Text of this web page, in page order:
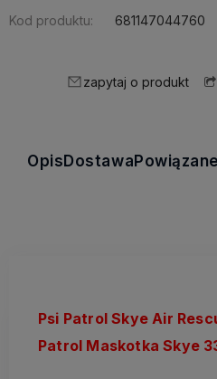
Kod produktu: 681147044760
zapytaj o produkt
OpisDostawaPowiązane
Psi Patrol Skye Air
Patrol Maskotka Skye